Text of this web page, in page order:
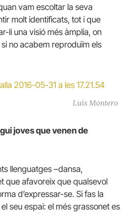
vam escoltar la seva
molt identificats, tot i que
li una visió més àmplia, on
no acabem reproduïm els
Luís Montero
joves que venen de
llenguatges –dansa,
que afavoreix que qualsevol
d’expressar-se. Si fas la
seu espai: el més grassonet es